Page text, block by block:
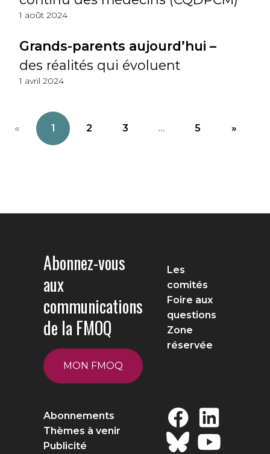
1 août 2024
Grands-parents aujourd’hui –
des réalités qui évoluent
1 avril 2024
« 1 2 3 ... 5 »
Abonnez-vous
aux
communications
de la FMOQ
MON FMOQ
Les
comités
Foire aux
questions
Zone
réservée
Abonnements
Thèmes à venir
Publicité